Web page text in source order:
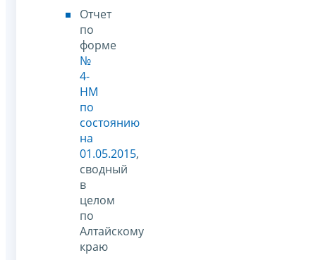
Отчет
по
форме
№
4-
НМ
по
состоянию
на
01.05.2015,
сводный
в
целом
по
Алтайскому
краю